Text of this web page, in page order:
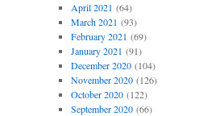
April 2021 (64)
March 2021 (93)
February 2021 (69)
January 2021 (91)
December 2020(104)
November 2020(126)
October 2020(122)
September 2020(66)